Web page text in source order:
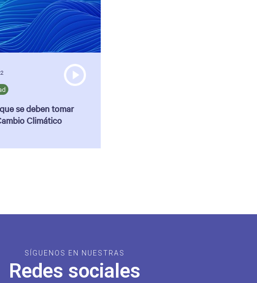
se deben tomar
Climático
SÍGUENOS EN NUESTRAS
Redes sociales